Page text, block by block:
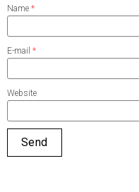
Name *
E-mail *
Website